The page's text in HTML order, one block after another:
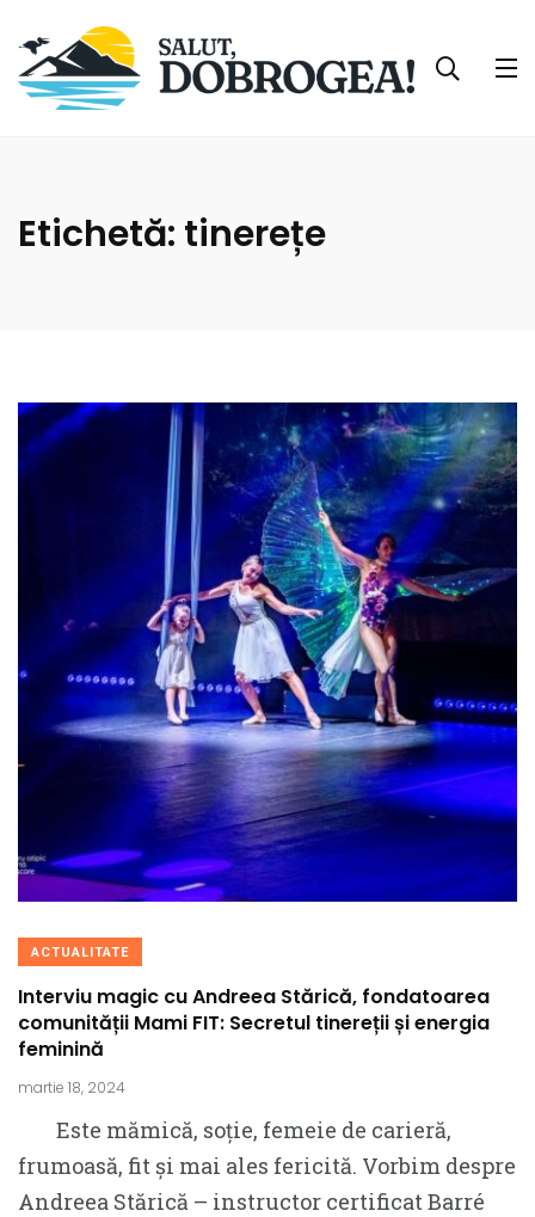
Etichetă: tinerețe
ACTUALITATE
Interviu magic cu Andreea Stărică, fondatoarea
comunității Mami FIT: Secretul tinereții și energia
feminină
martie 18, 2024
Este mămică, soție, femeie de carieră,
frumoasă, fit și mai ales fericită. Vorbim despre
Andreea Stărică – instructor certificat Barré